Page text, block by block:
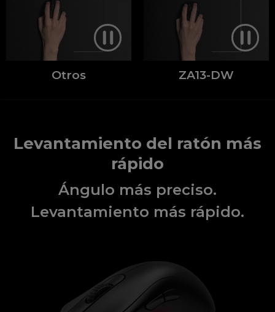
Otros ZA13-DW
Levantamiento del ratón más
rápido
Ángulo más preciso.
Levantamiento más rápido.